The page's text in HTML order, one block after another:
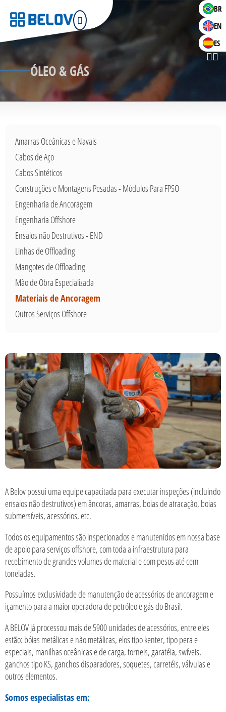
BR
EN
ES
ÓLEO & GÁS
Amarras Oceânicas e Navais
Cabos de Aço
Cabos Sintéticos
Construções e Montagens Pesadas - Módulos Para FPSO
Engenharia de Ancoragem
Engenharia Offshore
Ensaios não Destrutivos - END
Linhas de Offloading
Mangotes de Offloading
Mão de Obra Especializada
Materiais de Ancoragem
Outros Serviços Offshore
A Belov possui uma equipe capacitada para executar inspeções (incluindo
ensaios não destrutivos) em âncoras, amarras, boias de atracação, boias
submersíveis, acessórios, etc.
Todos os equipamentos são inspecionados e manutenidos em nossa base
de apoio para serviços offshore, com toda a infraestrutura para
recebimento de grandes volumes de material e com pesos até cem
toneladas.
Possuímos exclusividade de manutenção de acessórios de ancoragem e
içamento para a maior operadora de petróleo e gás do Brasil.
A BELOV já processou mais de 5900 unidades de acessórios, entre eles
estão: bóias metálicas e não metálicas, elos tipo kenter, tipo pera e
especiais, manilhas oceânicas e de carga, torneis, garatéia, swíveis,
ganchos tipo KS, ganchos disparadores, soquetes, carretéis, válvulas e
outros elementos.
Somos especialistas em: